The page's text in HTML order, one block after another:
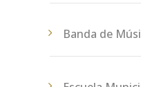
Banda de